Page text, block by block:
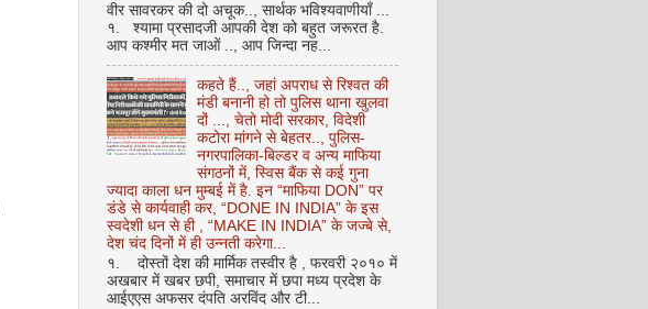
वीर सावरकर की दो अचूक.., सार्थक भविश्यवाणीयाँ ...
१. श्यामा प्रसादजी आपकी देश को बहुत जरूरत है.
आप कश्मीर मत जाओं .., आप जिन्दा नह...
कहते हैं.., जहां अपराध से रिश्वत की
मंडी बनानी हो तो पुलिस थाना खुलवा
दों ..., चेतो मोदी सरकार, विदेशी
कटोरा मांगने से बेहतर.., पुलिस-
नगरपालिका-बिल्डर व अन्य माफिया
संगठनों में, स्विस बैंक से कई गुना
ज्यादा काला धन मुम्बई में है. इन “माफिया DON” पर
डंडे से कार्यवाही कर, “DONE IN INDIA” के इस
स्वदेशी धन से ही , “MAKE IN INDIA” के जज्बे से,
देश चंद दिनों में ही उन्नती करेगा...
१. दोस्तों देश की मार्मिक तस्वीर है , फरवरी २०१० में
अखबार में खबर छपी, समाचार में छपा मध्य प्रदेश के
आईएएस अफसर दंपति अरविंद और टी...